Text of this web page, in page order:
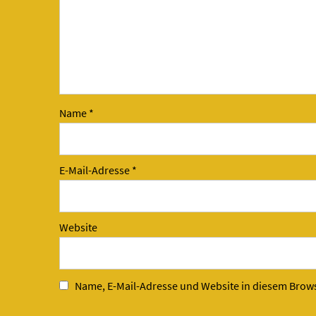
Name *
E-Mail-Adresse *
Website
Name, E-Mail-Adresse und Website in diesem